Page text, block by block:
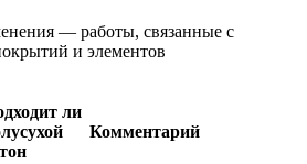
— работы, связанные с
и элементов
ли
Комментарий